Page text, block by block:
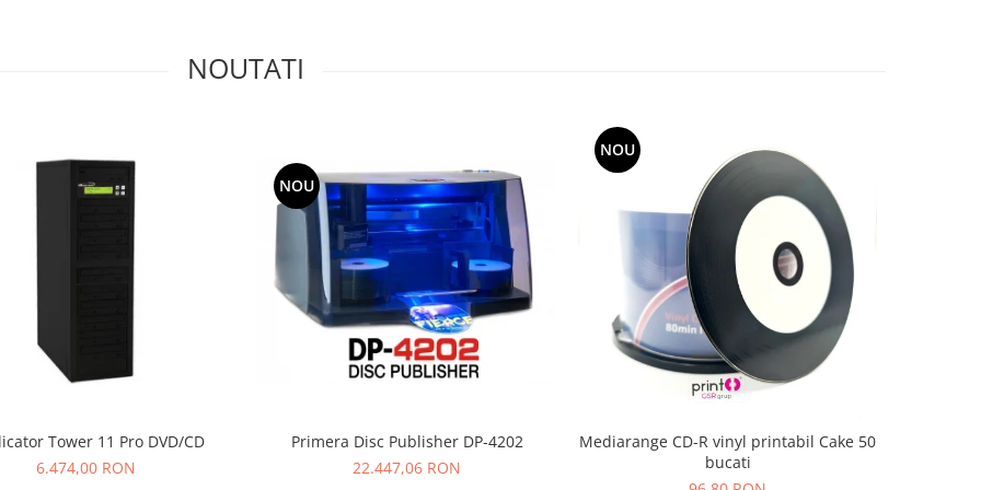
NOUTATI
Tower 11 Pro DVD/CD
6.474,00 RON
NOU
Primera Disc Publisher DP-4202
22.447,06 RON
NOU
Mediarange CD-R vinyl printabil Cake 50
bucati